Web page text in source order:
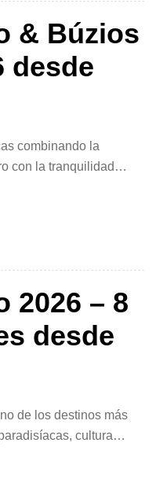
& Búzios
desde
combinando la
con la tranquilidad
de 8 días y 7
experiencia completa,
del Pan de Azúcar
2026 – 8
desde
de los destinos más
cultura
programa está
de descanso y